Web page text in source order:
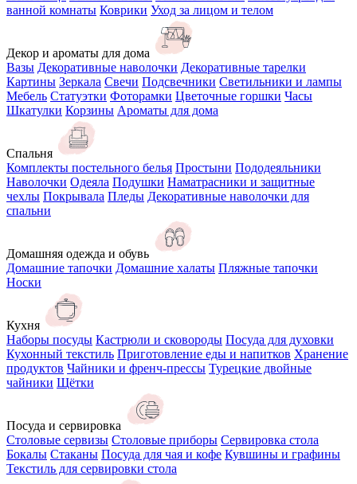
ванной комнаты Коврики Уход за лицом и телом
Декор и ароматы для дома
Вазы Декоративные наволочки Декоративные тарелки
Картины Зеркала Свечи Подсвечники Светильники и лампы
Мебель Статуэтки Фоторамки Цветочные горшки Часы
Шкатулки Корзины Ароматы для дома
Спальня
Комплекты постельного белья Простыни Пододеяльники
Наволочки Одеяла Подушки Наматрасники и защитные
чехлы Покрывала Пледы Декоративные наволочки для
спальни
Домашняя одежда и обувь
Домашние тапочки Домашние халаты Пляжные тапочки
Носки
Кухня
Наборы посуды Кастрюли и сковороды Посуда для духовки
Кухонный текстиль Приготовление еды и напитков Хранение
продуктов Чайники и френч-прессы Турецкие двойные
чайники Щётки
Посуда и сервировка
Столовые сервизы Столовые приборы Сервировка стола
Бокалы Стаканы Посуда для чая и кофе Кувшины и графины
Текстиль для сервировки стола